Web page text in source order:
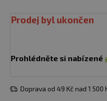
Prodej byl ukončen
Prohlédněte si nabízené
Doprava od 49 Kč nad 1 500